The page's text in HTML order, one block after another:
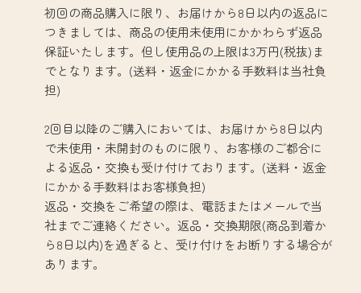
初回の商品購入に限り、お届けから8日以内の返品に
つきましては、商品の使用未使用にかかわらず返品
保証いたします。但し使用品の上限は3万円(税抜)ま
でとなります。(送料・返金にかかる手数料は当社負
担)
2回目以降のご購入においては、お届けから8日以内
で未使用・未開封のものに限り、お客様のご都合に
よる返品・交換も受け付けております。(送料・返金
にかかる手数料はお客様負担)
返品・交換をご希望の際は、電話またはメールで当
社までご連絡ください。返品・交換期限(商品到着か
ら8日以内)を過ぎると、受け付けをお断りする場合が
あります。